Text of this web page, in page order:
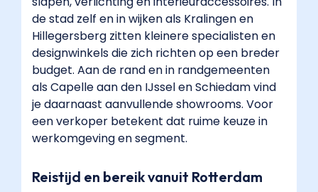
de stad zelf en in wijken als Kralingen en
Hillegersberg zitten kleinere specialisten en
designwinkels die zich richten op een breder
budget. Aan de rand en in randgemeenten
als Capelle aan den IJssel en Schiedam vind
je daarnaast aanvullende showrooms. Voor
een verkoper betekent dat ruime keuze in
werkomgeving en segment.
Reistijd en bereik vanuit Rotterdam